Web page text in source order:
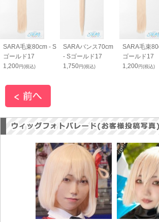
SARA毛束80cm - S
ゴールド17
1,200円(税込)
SARAバンス70cm
- Sゴールド17
1,750円(税込)
SARA毛束
ゴールド17
1,200円(税込)